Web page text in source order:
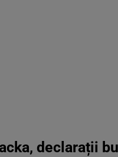
declarații